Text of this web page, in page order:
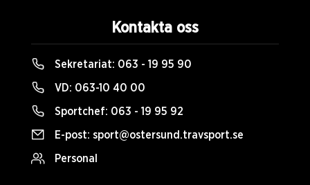
Kontakta oss
Sekretariat: 063 - 19 95 90
VD: 063-10 40 00
Sportchef: 063 - 19 95 92
E-post: sport@ostersund.travsport.se
Personal